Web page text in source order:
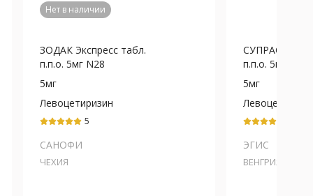
Нет в наличии
ЗОДАК Экспресс табл.
п.п.о. 5мг N28
5мг
Левоцетиризин
5
САНОФИ
ЧЕХИЯ
п.п.о. 5мг N7
5мг
ЭГИС
ВЕНГРИЯ